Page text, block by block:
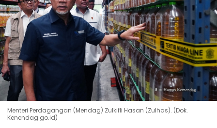
Menteri Perdagangan (Mendag) Zulkifli Hasan (Zulhas). (Dok.
Kenendag.go.id)